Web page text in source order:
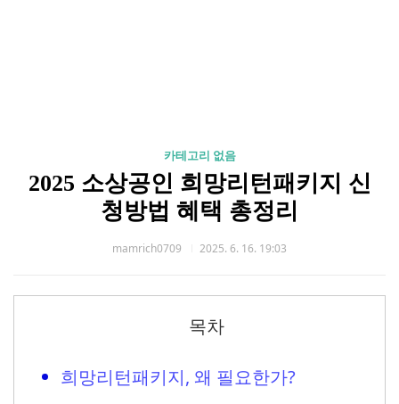
카테고리 없음
2025 소상공인 희망리턴패키지 신
청방법 혜택 총정리
mamrich0709 2025. 6. 16. 19:03
목차
희망리턴패키지, 왜 필요한가?